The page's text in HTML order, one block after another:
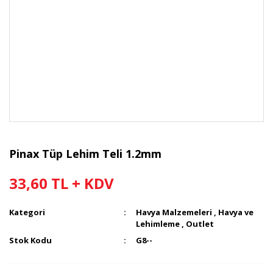
Pinax Tüp Lehim Teli 1.2mm
33,60 TL + KDV
Kategori Havya Malzemeleri , Havya ve
Lehimleme , Outlet
Stok Kodu
G8--